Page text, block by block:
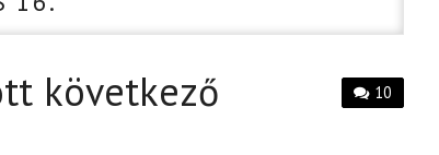
10
következő